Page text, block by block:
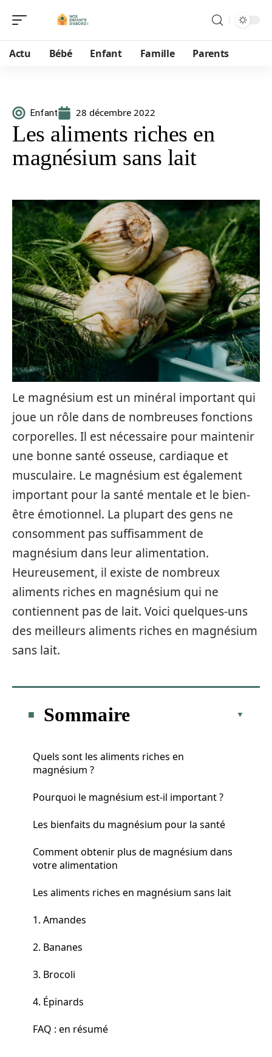
Actu Bébé Enfant Famille Parents
Enfant 28 décembre 2022
Les aliments riches en
magnésium sans lait
Le magnésium est un minéral important qui
joue un rôle dans de nombreuses fonctions
corporelles. Il est nécessaire pour maintenir
une bonne santé osseuse, cardiaque et
musculaire. Le magnésium est également
important pour la santé mentale et le bien-
être émotionnel. La plupart des gens ne
consomment pas suffisamment de
magnésium dans leur alimentation.
Heureusement, il existe de nombreux
aliments riches en magnésium qui ne
contiennent pas de lait. Voici quelques-uns
des meilleurs aliments riches en magnésium
sans lait.
Sommaire
Quels sont les aliments riches en
magnésium ?
Pourquoi le magnésium est-il important ?
Les bienfaits du magnésium pour la santé
Comment obtenir plus de magnésium dans
votre alimentation
Les aliments riches en magnésium sans lait
1. Amandes
2. Bananes
3. Brocoli
4. Épinards
FAQ : en résumé